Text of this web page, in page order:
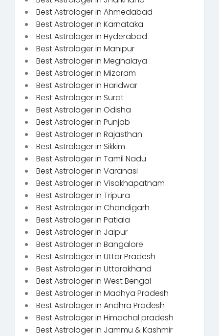
Best Astrologer in Ahmedabad
Best Astrologer in Karnataka
Best Astrologer in Hyderabad
Best Astrologer in Manipur
Best Astrologer in Meghalaya
Best Astrologer in Mizoram
Best Astrologer in Haridwar
Best Astrologer in Surat
Best Astrologer in Odisha
Best Astrologer in Punjab
Best Astrologer in Rajasthan
Best Astrologer in Sikkim
Best Astrologer in Tamil Nadu
Best Astrologer in Varanasi
Best Astrologer in Visakhapatnam
Best Astrologer in Tripura
Best Astrologer in Chandigarh
Best Astrologer in Patiala
Best Astrologer in Jaipur
Best Astrologer in Bangalore
Best Astrologer in Uttar Pradesh
Best Astrologer in Uttarakhand
Best Astrologer in West Bengal
Best Astrologer in Madhya Pradesh
Best Astrologer in Andhra Pradesh
Best Astrologer in Himachal pradesh
Best Astrologer in Jammu & Kashmir